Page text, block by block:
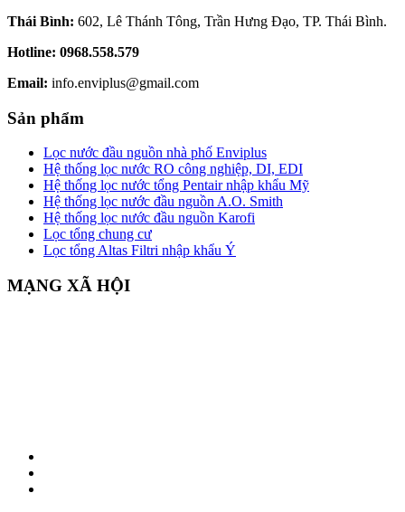
Thái Bình: 602, Lê Thánh Tông, Trần Hưng Đạo, TP. Thái Bình.
Hotline: 0968.558.579
Email: info.enviplus@gmail.com
Sản phẩm
Lọc nước đầu nguồn nhà phố Enviplus
Hệ thống lọc nước RO công nghiệp, DI, EDI
Hệ thống lọc nước tổng Pentair nhập khẩu Mỹ
Hệ thống lọc nước đầu nguồn A.O. Smith
Hệ thống lọc nước đầu nguồn Karofi
Lọc tổng chung cư
Lọc tổng Altas Filtri nhập khẩu Ý
MẠNG XÃ HỘI